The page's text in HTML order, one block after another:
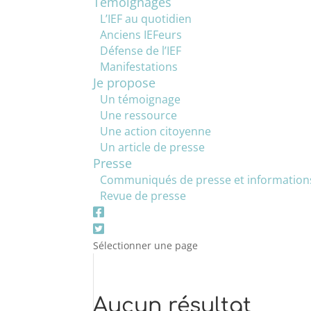
L’IEF au quotidien
Anciens IEFeurs
Défense de l’IEF
Manifestations
Je propose
Un témoignage
Une ressource
Une action citoyenne
Un article de presse
Presse
Communiqués de presse et
Revue de presse
Sélectionner une page
Aucun résultat